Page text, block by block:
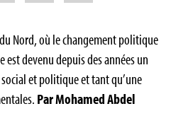
Nord, où le changement politique
devenu depuis des années un
et politique et tant qu’une
Par Mohamed Abdel